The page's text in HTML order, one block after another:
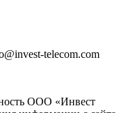
telecom.com
ООО «Инвест